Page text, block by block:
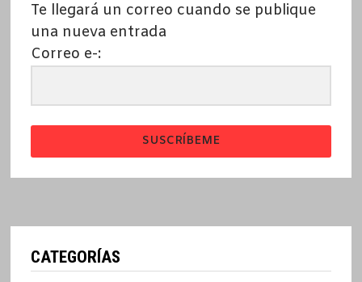
Te llegará un correo cuando se publique
una nueva entrada
Correo e-:
SUSCRÍBEME
CATEGORÍAS